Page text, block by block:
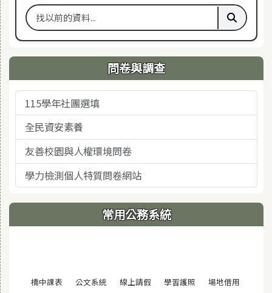
搜尋舊站關鍵字 執行舊
問卷與調查
115學年社團選填
全民資安素養
友善校園與人權環境問卷
學力檢測個人特質問卷網站
常用公務系統
橋中課表 (另開視窗)
公文系統 (另開視窗)
線上請假 (另開視窗)
學習護照 (另開視窗)
場地借用